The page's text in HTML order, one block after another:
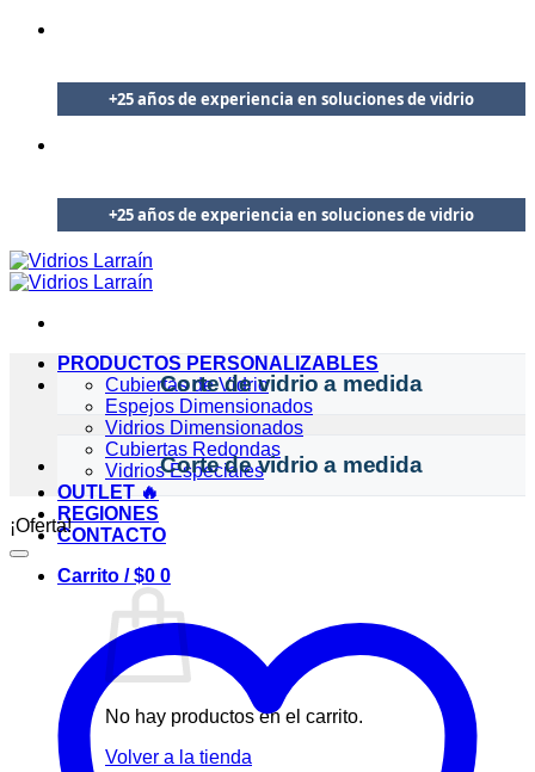
Saltar
+25 años de experiencia en soluciones de vidrio
🛡️Garantía de entrega segura en todo Chile
+25 años de experiencia en soluciones de vidrio
PRODUCTOS PERSONALIZABLES
Cubiertas de Vidrio
Espejos Dimensionados
Vidrios Dimensionados
Cubiertas Redondas
Vidrios Especiales
OUTLET 🔥
REGIONES
CONTACTO
Carrito /$0 0
No hay productos en el carrito.
Volver a la tienda
Corte de vidrio a medida
Corte de vidrio a medida
¡Oferta!